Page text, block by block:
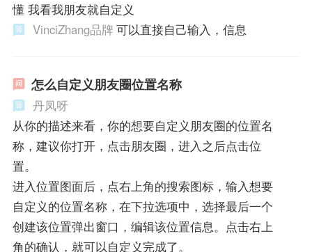
懂 我看我朋友就自定义
VinciZhang品牌 可以直接自己输入，信息
怎么自定义朋友圈位置名称
丹凤呀
从你的描述来看，你的想要自定义朋友圈的位置名
称，建议你打开，点击朋友圈，进入之后点击位
置。
进入位置图面后，点右上角的搜索图标，输入想要
自定义的位置名称，在下拉选项中，选择最后一个
创建该位置弹出窗口，编辑该位置信息。点击右上
角的确认，就可以自定义完成了。